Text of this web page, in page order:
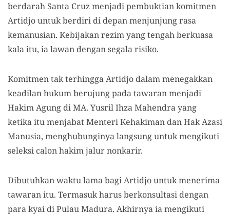
berdarah Santa Cruz menjadi pembuktian komitmen
Artidjo untuk berdiri di depan menjunjung rasa
kemanusian. Kebijakan rezim yang tengah berkuasa
kala itu, ia lawan dengan segala risiko.
Komitmen tak terhingga Artidjo dalam menegakkan
keadilan hukum berujung pada tawaran menjadi
Hakim Agung di MA. Yusril Ihza Mahendra yang
ketika itu menjabat Menteri Kehakiman dan Hak Azasi
Manusia, menghubunginya langsung untuk mengikuti
seleksi calon hakim jalur nonkarir.
Dibutuhkan waktu lama bagi Artidjo untuk menerima
tawaran itu. Termasuk harus berkonsultasi dengan
para kyai di Pulau Madura. Akhirnya ia mengikuti